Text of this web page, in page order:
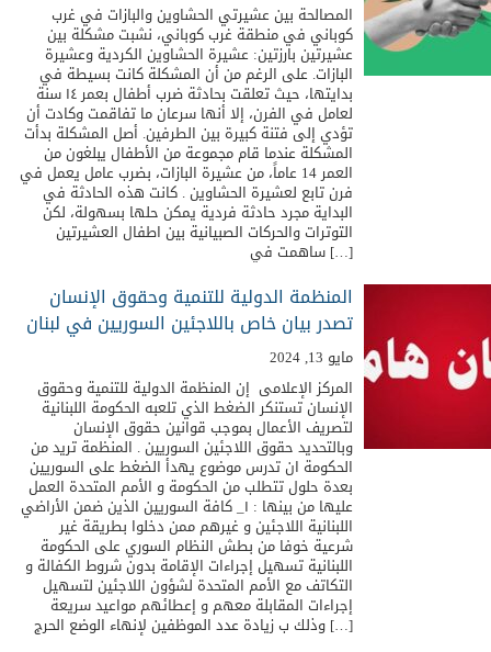
المصالحة بين عشيرتي الحشاوين والبازات في غرب
كوباني في منطقة غرب كوباني، نشبت مشكلة بين
عشيرتين بارزتين: عشيرة الحشاوين الكردية وعشيرة
البازات. على الرغم من أن المشكلة كانت بسيطة في
بدايتها، حيث تعلقت بحادثة ضرب أطفال بعمر ١٤ سنة
لعامل في الفرن، إلا أنها سرعان ما تفاقمت وكادت أن
تؤدي إلى فتنة كبيرة بين الطرفين. أصل المشكلة بدأت
المشكلة عندما قام مجموعة من الأطفال يبلغون من
العمر 14 عاماً، من عشيرة البازات، بضرب عامل يعمل في
فرن تابع لعشيرة الحشاوين . كانت هذه الحادثة في
البداية مجرد حادثة فردية يمكن حلها بسهولة، لكن
التوترات والحركات الصبيانية بين اطفال العشيرتين
ساهمت في […]
المنظمة الدولية للتنمية وحقوق الإنسان
تصدر بيان خاص باللاجئين السوريين في لبنان
مايو 13, 2024
المركز الإعلامى إن المنظمة الدولية للتنمية وحقوق
الإنسان تستنكر الضغط الذي تلعبه الحكومة اللبنانية
لتصريف الأعمال بموجب قوانين حقوق الإنسان
وبالتحديد حقوق اللاجئين السوريين . المنظمة تريد من
الحكومة ان تدرس موضوع يهدأ الضغط على السوريين
بعدة حلول تتطلب من الحكومة و الأمم المتحدة العمل
عليها من بينها : ١_ كافة السوريين الذين ضمن الأراضي
اللبنانية اللاجئين و غيرهم ممن دخلوا بطريقة غير
شرعية خوفا من بطش النظام السوري على الحكومة
اللبنانية تسهيل إجراءات الإقامة بدون شروط الكفالة و
التكاتف مع الأمم المتحدة لشؤون اللاجئين لتسهيل
إجراءات المقابلة معهم و إعطائهم مواعيد سريعة
وذلك ب زيادة عدد الموظفين لإنهاء الوضع الحرج […]